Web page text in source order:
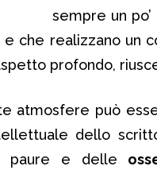
sempre un po’
che realizzano un
profondo,
atmosfere può
dello
paure e delle